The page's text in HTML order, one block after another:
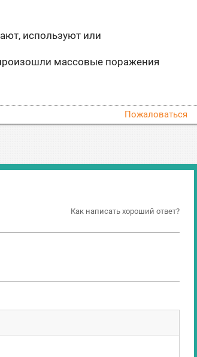
используют или
массовые поражения
Пожаловаться
Как написать хороший ответ?